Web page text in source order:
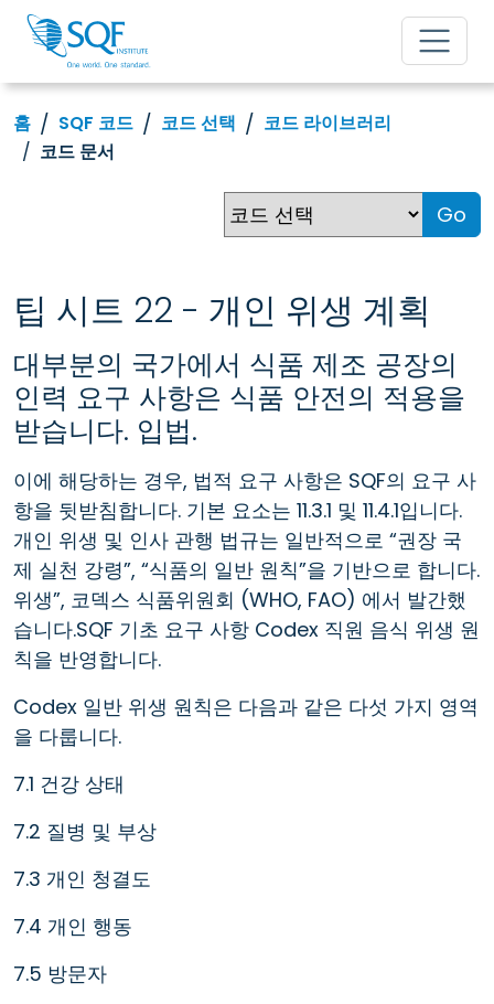
홈 SQF 코드 코드 선택
코드 라이브러리
코드 문서
Go
팁 시트 22 - 개인 위생 계획
대부분의 국가에서 식품 제조 공장의
인력 요구 사항은 식품 안전의 적용을
받습니다. 입법.
이에 해당하는 경우, 법적 요구 사항은 SQF의 요구 사
항을 뒷받침합니다. 기본 요소는 11.3.1 및 11.4.1입니다.
개인 위생 및 인사 관행 법규는 일반적으로 “권장 국
제 실천 강령”, “식품의 일반 원칙”을 기반으로 합니다.
위생”, 코덱스 식품위원회 (WHO, FAO) 에서 발간했
습니다.SQF 기초 요구 사항 Codex 직원 음식 위생 원
칙을 반영합니다.
Codex 일반 위생 원칙은 다음과 같은 다섯 가지 영역
을 다룹니다.
7.1 건강 상태
7.2 질병 및 부상
7.3 개인 청결도
7.4 개인 행동
7.5 방문자